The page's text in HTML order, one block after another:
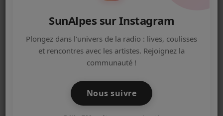
EQUIPE
ARTISTES
NOS PARTENAIRES
SunAlpes sur Instagram
Plongez dans l'univers de la radio : lives, coulisses
et rencontres avec les artistes. Rejoignez la
communauté !
Nous suivre